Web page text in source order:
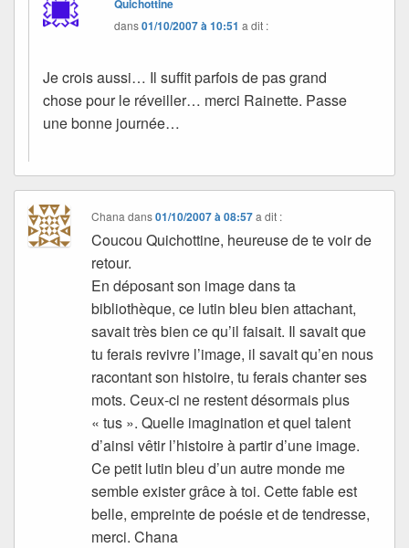
Quichottine
dans01/10/2007 à 10:51 a dit :
Je crois aussi… Il suffit parfois de pas grand
chose pour le réveiller… merci Rainette. Passe
une bonne journée…
Chana dans01/10/2007 à 08:57 a dit :
Coucou Quichottine, heureuse de te voir de
retour.
En déposant son image dans ta
bibliothèque, ce lutin bleu bien attachant,
savait très bien ce qu’il faisait. Il savait que
tu ferais revivre l’image, il savait qu’en nous
racontant son histoire, tu ferais chanter ses
mots. Ceux-ci ne restent désormais plus
« tus ». Quelle imagination et quel talent
d’ainsi vêtir l’histoire à partir d’une image.
Ce petit lutin bleu d’un autre monde me
semble exister grâce à toi. Cette fable est
belle, empreinte de poésie et de tendresse,
merci. Chana